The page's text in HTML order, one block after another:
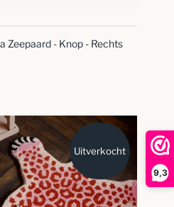
9,3
Zeepaard - Knop - Rechts
Uitverkocht